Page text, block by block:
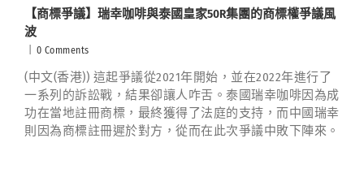
【商標爭議】瑞幸咖啡與泰國皇家50R集團的商標權爭議風
波
0 Comments
(中文(香港)) 這起爭議從2021年開始，並在2022年進行了
一系列的訴訟戰，結果卻讓人咋舌。泰國瑞幸咖啡因為成
功在當地註冊商標，最終獲得了法庭的支持，而中國瑞幸
則因為商標註冊遲於對方，從而在此次爭議中敗下陣來。